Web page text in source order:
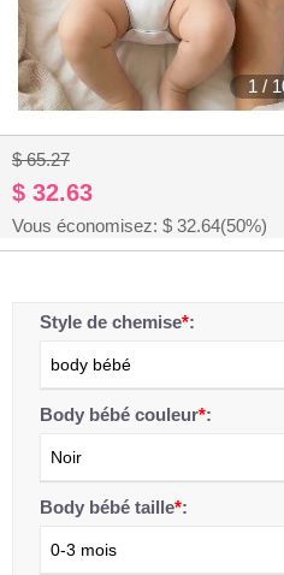
1 /
$ 65.27
$ 32.63
Vous économisez: $ 32.64(50%)
Style de chemise*:
body bébé
Body bébé couleur*:
Noir
Body bébé taille*:
0-3 mois